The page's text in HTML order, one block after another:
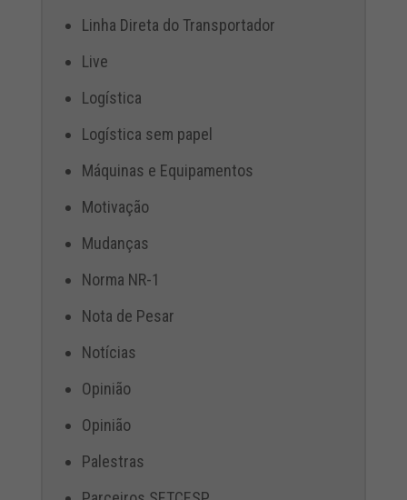
Linha Direta do Transportador
Live
Logística
Logística sem papel
Máquinas e Equipamentos
Motivação
Mudanças
Norma NR-1
Nota de Pesar
Notícias
Opinião
Opinião
Palestras